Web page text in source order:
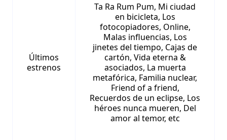
Últimos
estrenos
Ta Ra Rum Pum, Mi ciudad
en bicicleta, Los
fotocopiadores, Online,
Malas influencias, Los
jinetes del tiempo, Cajas de
cartón, Vida eterna &
asociados, La muerta
metafórica, Familia nuclear,
Friend of a friend,
Recuerdos de un eclipse, Los
héroes nunca mueren, Del
amor al temor, etc